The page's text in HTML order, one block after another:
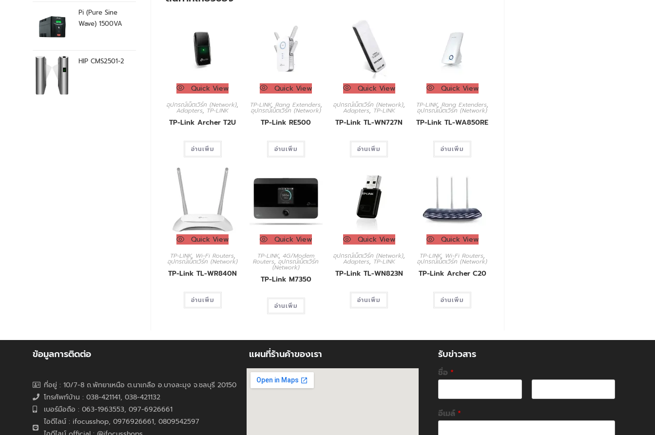
Quick View
อุปกรณ์เน็ตเวิร์ค (Network),
Adapters, TP-LINK
TP-Link Archer T2U
อ่านเพิ่ม
Quick View
TP-LINK, Rang Extenders,
อุปกรณ์เน็ตเวิร์ค (Network)
TP-Link RE500
อ่านเพิ่ม
Quick View
อุปกรณ์เน็ตเวิร์ค (Network),
Adapters, TP-LINK
TP-Link TL-WN727N
อ่านเพิ่ม
Quick View
TP-LINK,Rang Extenders,
อุปกรณ์เน็ตเวิร์ค (Network)
TP-Link TL-WA850RE
อ่านเพิ่ม
Quick View
TP-LINK, Wi-Fi Routers,
อุปกรณ์เน็ตเวิร์ค (Network)
TP-Link TL-WR840N
อ่านเพิ่ม
Quick View
TP-LINK,4G/Modem
Routers,อุปกรณ์เน็ตเวิร์ค
(Network)
TP-Link M7350
อ่านเพิ่ม
Quick View
อุปกรณ์เน็ตเวิร์ค (Network),
Adapters, TP-LINK
TP-Link TL-WN823N
อ่านเพิ่ม
Quick View
TP-LINK, Wi-Fi Routers,
อุปกรณ์เน็ตเวิร์ค (Network)
TP-Link Archer C20
อ่านเพิ่ม
Pi (Pure Sine
Wave) 1500VA
HIP CMS2501-2
ข้อมูลการติดต่อ
ที่อยู่ : 10/7-8 ถ.พัทยาเหนือ ต.นาเกลือ อ.บางละมุง จ.ชลบุรี 20150
โทรศัพท์บ้าน : 038-421141, 038-421132
เบอร์มือถือ : 063-1963553, 097-6926661
ไอดีไลน์ : ifocusshop, 0976926661, 0809542597
แผนที่ร้านค้าของเรา รับข่าวสาร
ชื่อ *
F
i
r
L
อีเมล์ *